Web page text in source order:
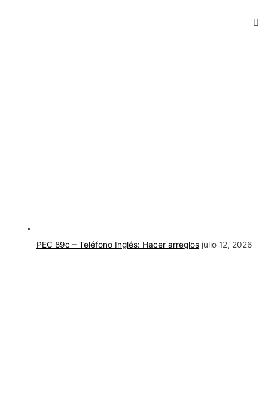
PEC 89c – Teléfono Inglés: Hacer arreglos julio 12, 2026